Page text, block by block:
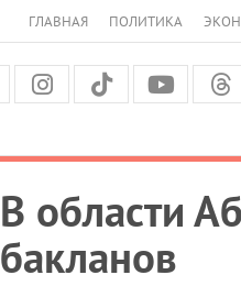
ГЛАВНАЯ ПОЛИТИКА
В области
бакланов